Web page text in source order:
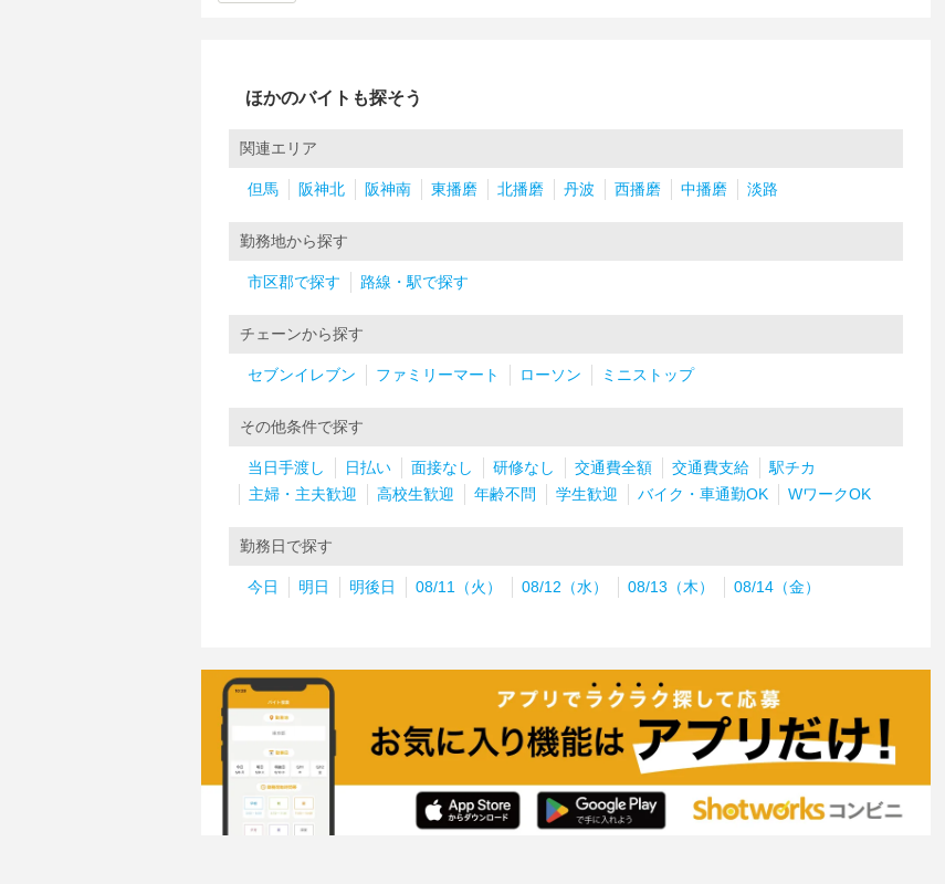
ほかのバイトも探そう
関連エリア
但馬 阪神北 阪神南 東播磨 北播磨 丹波 西播磨 中播磨 淡路
勤務地から探す
市区郡で探す 路線・駅で探す
チェーンから探す
セブンイレブン ファミリーマート ローソン ミニストップ
その他条件で探す
当日手渡し 日払い 面接なし 研修なし 交通費全額 交通費支給
駅チカ
主婦・主夫歓迎
高校生歓迎 年齢不問 学生歓迎 バイク・車通勤OK WワークOK
勤務日で探す
今日 明日 明後日 08/11（火） 08/12（水） 08/13（木） 08/14（金）